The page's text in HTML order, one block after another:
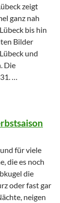
zeigt
ganz nah
bis hin
Bilder
und
Die
…
für viele
die es noch
die
oder fast gar
neigen